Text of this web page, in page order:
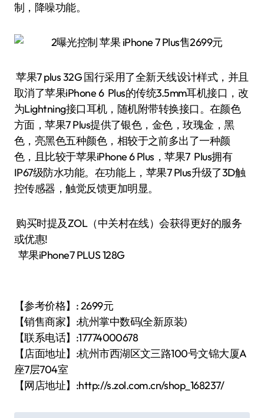
制，降噪功能。
苹果7 plus 32G 国行采用了全新天线设计样式，并且
取消了苹果iPhone 6 Plus的传统3.5mm耳机接口，改
为Lightning接口耳机，随机附带转换接口。在颜色
方面，苹果7 Plus提供了银色，金色，玫瑰金，黑
色，亮黑色五种颜色，相较于之前多出了一种颜
色，且比较于苹果iPhone 6 Plus，苹果7 Plus拥有
IP67级防水功能。在功能上，苹果7 Plus升级了3D触
控传感器，触觉反馈更加明显。
购买时提及ZOL（中关村在线）会获得更好的服务
或优惠!
苹果iPhone7 PLUS 128G
【参考价格】: 2699元
【销售商家】:杭州掌中数码(全新原装)
【联系电话】:17774000678
【店面地址】:杭州市西湖区文三路100号文锦大厦A
座7层704室
【网店地址】:http://s.zol.com.cn/shop_168237/